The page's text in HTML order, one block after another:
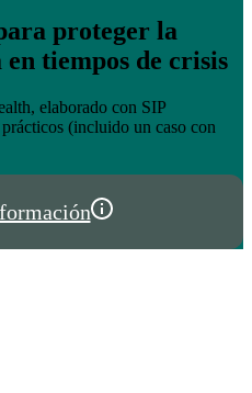
las compras
y bienestar animal:
del sector animal en